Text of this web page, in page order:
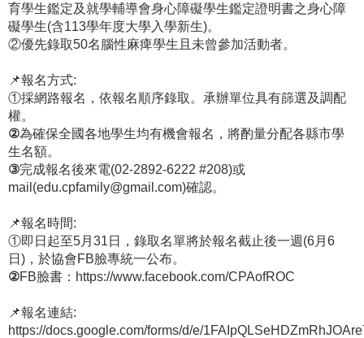
育學生鑑定及就學輔導會身心障礙學生鑑定證明書之身心障
礙學生(含113學年度大學入學新生)。
②優先錄取50名腦性麻痺學生且未曾參加活動者。
📌報名方式:
①採網路報名，依報名順序錄取。承辦單位具有篩選及調配
權。
②為確保全國各地學生均有機會報名，將酌量分配各縣市學
生名額。
③完成報名後來電(02-2892-6222 #208)或
mail(edu.cpfamily@gmail.com)確認。
📌報名時間:
①即日起至5月31日，錄取名單將於報名截止後一週(6月6
日)，於協會FB臉專統一公布。
②FB臉書：https://www.facebook.com/CPAofROC
📌報名連結:
https://docs.google.com/forms/d/e/